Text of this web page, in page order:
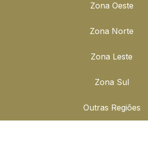
Zona Oeste
Zona Norte
Zona Leste
Zona Sul
Outras Regiões